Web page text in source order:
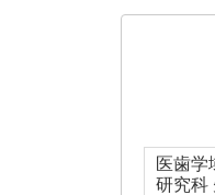
医歯学
研究科